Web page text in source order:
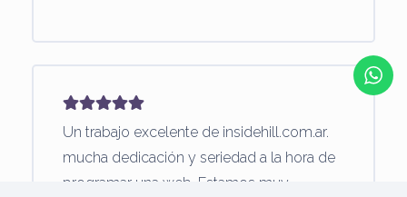
Un trabajo excelente de insidehill.com.ar.
mucha dedicación y seriedad a la hora de
programar una web. Estamos muy